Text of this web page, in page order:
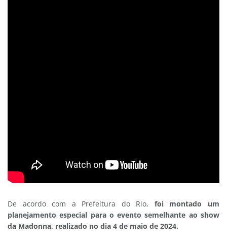
De acordo com a Prefeitura do Rio, foi montado um
planejamento especial para o evento semelhante ao show
da Madonna, realizado no dia 4 de maio de 2024.